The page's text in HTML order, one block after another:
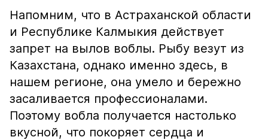
Напомним, что в Астраханской области
и Республике Калмыкия действует
запрет на вылов воблы. Рыбу везут из
Казахстана, однако именно здесь, в
нашем регионе, она умело и бережно
засаливается профессионалами.
Поэтому вобла получается настолько
вкусной, что покоряет сердца и